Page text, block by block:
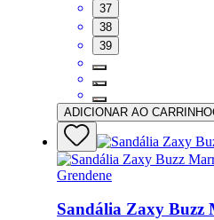
37
38
39
ADICIONAR AO CARRINHO
Grendene
Sandália Zaxy Buzz